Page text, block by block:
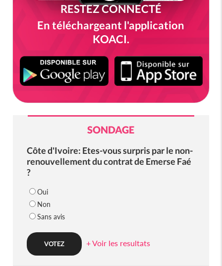
RESTEZ CONNECTÉ
En téléchargeant l'application
KOACI.
SONDAGE
Côte d'Ivoire: Etes-vous surpris par le non-
renouvellement du contrat de Emerse Faé
?
Oui
Non
Sans avis
+ Voir les resultats